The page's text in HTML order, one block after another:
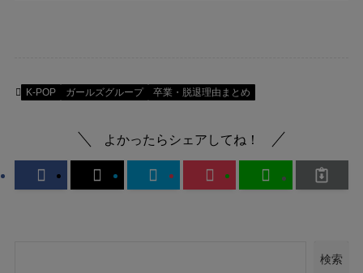
K-POP ガールズグループ 卒業・脱退理由まとめ
よかったらシェアしてね！
検索